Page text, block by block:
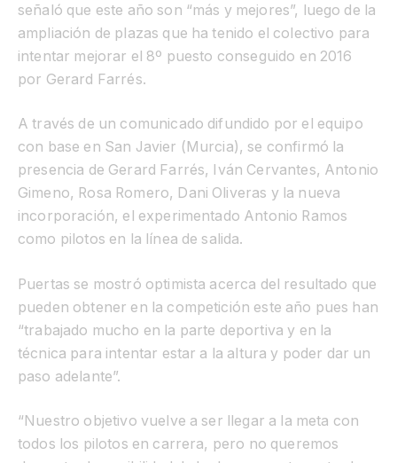
señaló que este año son “más y mejores”, luego de la
ampliación de plazas que ha tenido el colectivo para
intentar mejorar el 8º puesto conseguido en 2016
por Gerard Farrés.
A través de un comunicado difundido por el equipo
con base en San Javier (Murcia), se confirmó la
presencia de Gerard Farrés, Iván Cervantes, Antonio
Gimeno, Rosa Romero, Dani Oliveras y la nueva
incorporación, el experimentado Antonio Ramos
como pilotos en la línea de salida.
Puertas se mostró optimista acerca del resultado que
pueden obtener en la competición este año pues han
“trabajado mucho en la parte deportiva y en la
técnica para intentar estar a la altura y poder dar un
paso adelante”.
“Nuestro objetivo vuelve a ser llegar a la meta con
todos los pilotos en carrera, pero no queremos